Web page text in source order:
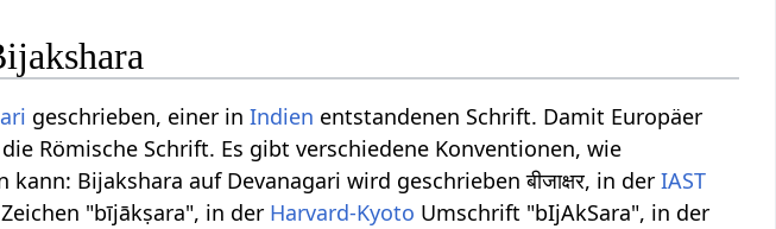
geschrieben, einer inIndien entstandenen Schrift. Damit Europäer
Römische Schrift. Es gibt verschiedene Konventionen, wie
Bijakshara auf Devanagari wird geschrieben बीजाक्षर, in derIAST
"bījākṣara", in der Harvard-Kyoto Umschrift "bIjAkSara", in der